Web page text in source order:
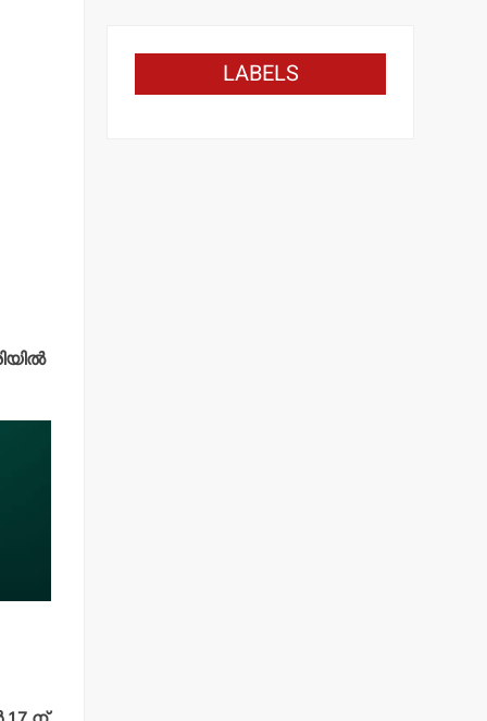
LABELS